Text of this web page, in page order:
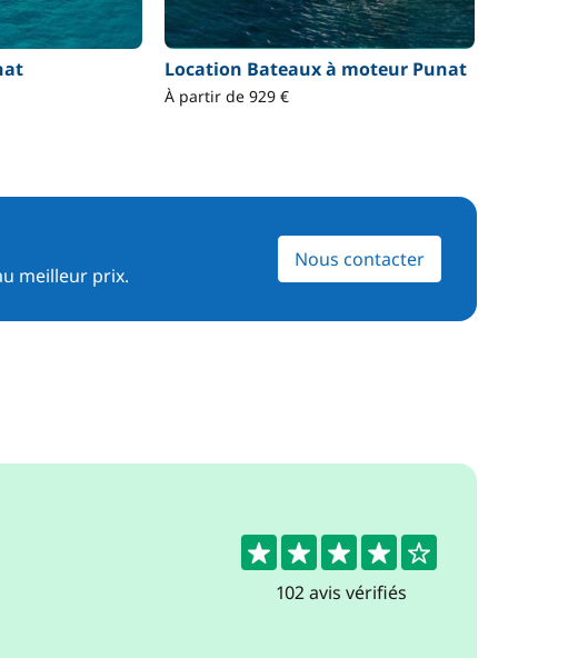
Location Bateaux à moteur Punat
À partir de 929 €
meilleur prix.
Nous contacter
4.2
102 avis vérifiés